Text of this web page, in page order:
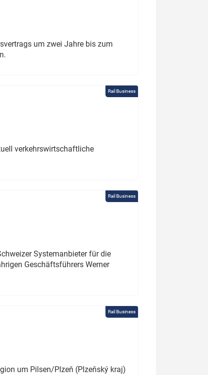
um zwei Jahre bis zum
Rail Business
verkehrswirtschaftliche
Rail Business
Systemanbieter für die
Geschäftsführers Werner
Rail Business
um Pilsen/Plzeň (Plzeňský kraj)